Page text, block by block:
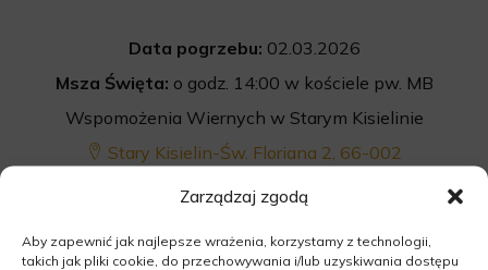
Zarządzaj zgodą
Aby zapewnić jak najlepsze wrażenia, korzystamy z technologii,
takich jak pliki cookie, do przechowywania i/lub uzyskiwania dostępu
Data pogrzebu: 02.03.2026
Msza Święta: o godz. 14:00 w kościele pw. MB
Wspomożenia Wiernych w Starym Kisielinie
Stary Kisielin-Św. Floriana 2, 66-002
Zielona Góra
św. na cmentarzu komunalnym w Starym